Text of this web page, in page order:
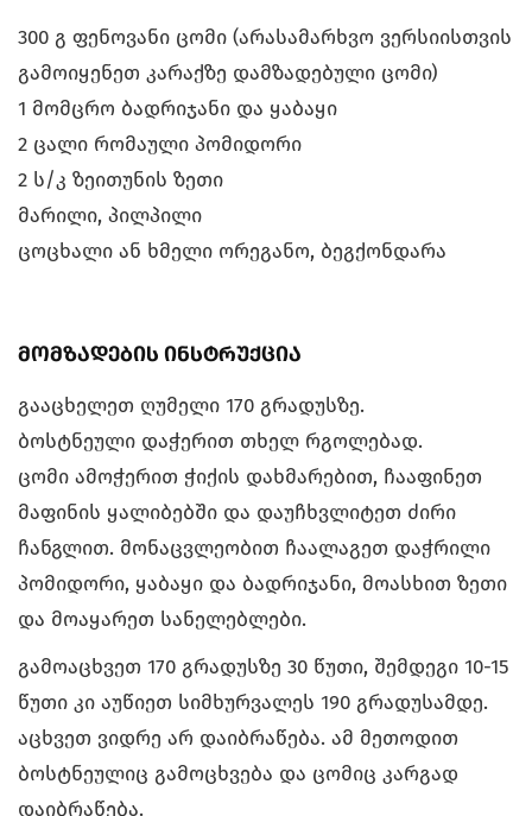
300 გ ფენოვანი ცომი (არასამარხვო ვერსიისთვის
გამოიყენეთ კარაქზე დამზადებული ცომი)
1 მომცრო ბადრიჯანი და ყაბაყი
2 ცალი რომაული პომიდორი
2 ს/კ ზეითუნის ზეთი
მარილი, პილპილი
ცოცხალი ან ხმელი ორეგანო, ბეგქონდარა
მომზადების ინსტრუქცია
გააცხელეთ ღუმელი 170 გრადუსზე.
ბოსტნეული დაჭერით თხელ რგოლებად.
ცომი ამოჭერით ჭიქის დახმარებით, ჩააფინეთ
მაფინის ყალიბებში და დაუჩხვლიტეთ ძირი
ჩანგლით. მონაცვლეობით ჩაალაგეთ დაჭრილი
პომიდორი, ყაბაყი და ბადრიჯანი, მოასხით ზეთი
და მოაყარეთ სანელებლები.
გამოაცხვეთ 170 გრადუსზე 30 წუთი, შემდეგი 10-15
წუთი კი აუწიეთ სიმხურვალეს 190 გრადუსამდე.
აცხვეთ ვიდრე არ დაიბრაწება. ამ მეთოდით
ბოსტნეულიც გამოცხვება და ცომიც კარგად
დაიბრაწება.